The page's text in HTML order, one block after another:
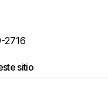
2716
sitio